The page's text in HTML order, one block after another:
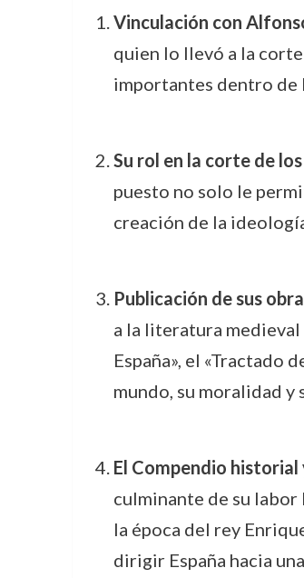
Vinculación con
quien lo llevó a la
importantes dentro de
Su rol en la corte de
puesto no solo le
creación de la
Publicación de sus
a la literatura medieval
España», el «Tractado
mundo, su moralidad y
El Compendio historial
culminante de su
la época del rey
dirigir España hacia